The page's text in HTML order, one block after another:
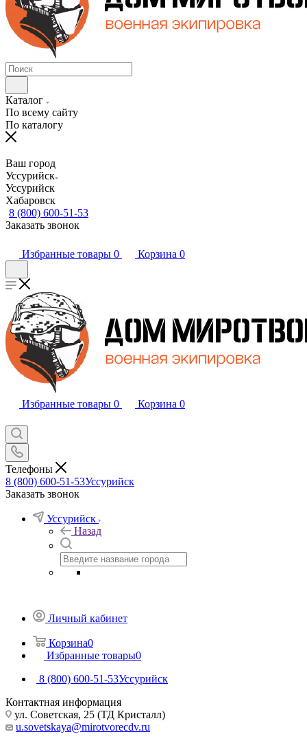
Каталог
По всему сайту
По каталогу
Ваш город
Уссурийск
Уссурийск
Хабаровск
8 (800) 600-51-53
Заказать звонок
Избранные товары 0 Корзина 0
Избранные товары 0 Корзина 0
Телефоны
8 (800) 600-51-53Уссурийск
Заказать звонок
Уссурийск
Назад
Личный кабинет
Корзина0
Избранные товары0
8 (800) 600-51-53Уссурийск
Контактная информация
ул. Советская, 25 (ТД Кристалл)
u.sovetskaya@mirotvorecdv.ru